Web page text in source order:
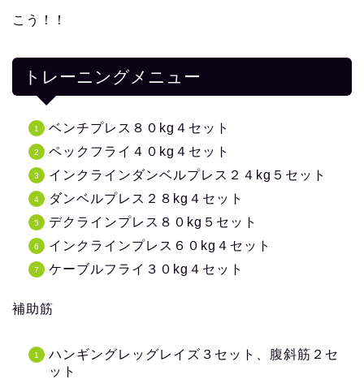
こう！！
トレーニングメニュー
ベンチプレス８０kg４セット
ペックフライ４０kg４セット
インクラインダンベルプレス２４kg５セット
ダンベルプレス２８kg４セット
デクラインプレス８０kg５セット
インクラインプレス６０kg４セット
ケーブルフライ３０kg４セット
補助筋
ハンギングレッグレイズ３セット、腹斜筋２セ
ット